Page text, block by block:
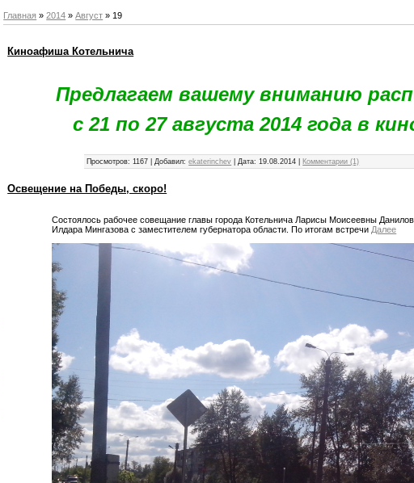
Главная »2014 » Август » 19
Киноафиша Котельнича
Предлагаем вашему вниманию
с 21 по 27 августа 2014 года в
Просмотров: 1167 | Добавил:ekaterinchev | Дата:19.08.2014 Комментарии (1)
Освещение на Победы, скоро!
Состоялось рабочее совещание главы города Котельнича Ларисы Моисеевны
Илдара Мингазова с заместителем губернатора области. По итогам встречиДалее